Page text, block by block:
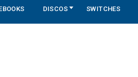
DISCOS SWITCHES